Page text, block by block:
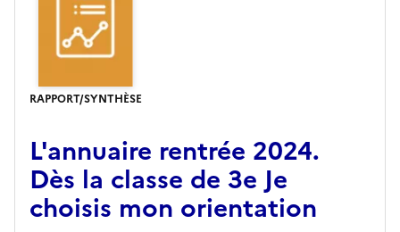
RAPPORT/SYNTHÈSE
L'annuaire rentrée 2024.
Dès la classe de 3e Je
choisis mon orientation